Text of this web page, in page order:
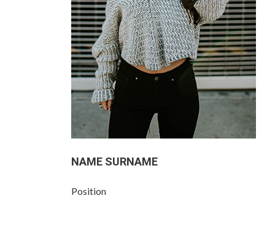
NAME SURNAME
Position